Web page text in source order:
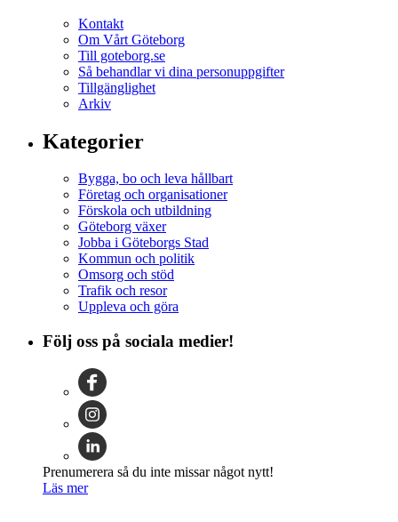
Kontakt
Om Vårt Göteborg
Till goteborg.se
Så behandlar vi dina personuppgifter
Tillgänglighet
Arkiv
Kategorier
Bygga, bo och leva hållbart
Företag och organisationer
Förskola och utbildning
Göteborg växer
Jobba i Göteborgs Stad
Kommun och politik
Omsorg och stöd
Trafik och resor
Uppleva och göra
Följ oss på sociala medier!
Prenumerera så du inte missar något nytt!
Läs mer